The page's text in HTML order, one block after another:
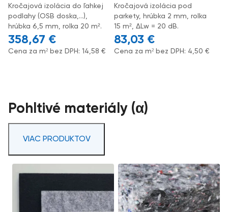
Kročajová izolácia do ľahkej
podlahy (OSB doska,...),
hrúbka 6,5 mm, rolka 20 m².
358,67 €
Cena za m² bez DPH: 14,58 €
Kročajová izolácia pod
parkety, hrúbka 2 mm, rolka
15 m², ΔLw = 20 dB.
83,03 €
Cena za m² bez DPH: 4,50 €
Pohltivé materiály (α)
VIAC PRODUKTOV